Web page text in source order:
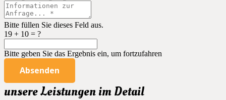
Bitte füllen Sie dieses Feld aus.
19 + 10 = ?
Bitte geben Sie das Ergebnis ein, um fortzufahren
Absenden
unsere Leistungen im Detail